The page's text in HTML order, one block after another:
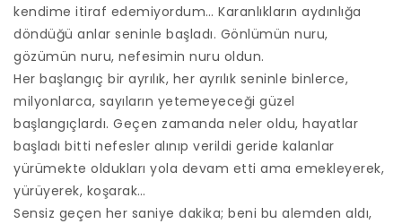
kendime itiraf edemiyordum… Karanlıkların aydınlığa
döndüğü anlar seninle başladı. Gönlümün nuru,
gözümün nuru, nefesimin nuru oldun.
Her başlangıç bir ayrılık, her ayrılık seninle binlerce,
milyonlarca, sayıların yetemeyeceği güzel
başlangıçlardı. Geçen zamanda neler oldu, hayatlar
başladı bitti nefesler alınıp verildi geride kalanlar
yürümekte oldukları yola devam etti ama emekleyerek,
yürüyerek, koşarak…
Sensiz geçen her saniye dakika; beni bu alemden aldı,